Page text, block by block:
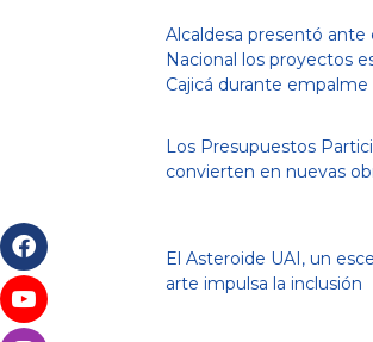
Alcaldesa presentó ante
Nacional los proyectos
Cajicá durante empalme
Los Presupuestos
convierten en nuevas
El Asteroide UAI, un
arte impulsa la inclusión